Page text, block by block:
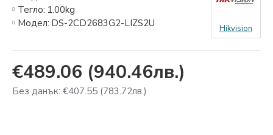
€489.06 (940.46лв.)
Без данък: €407.55 (783.72лв.)
Тегло: 1.00kg
Модел: DS-2CD2683G2-LIZS2U Hikvision